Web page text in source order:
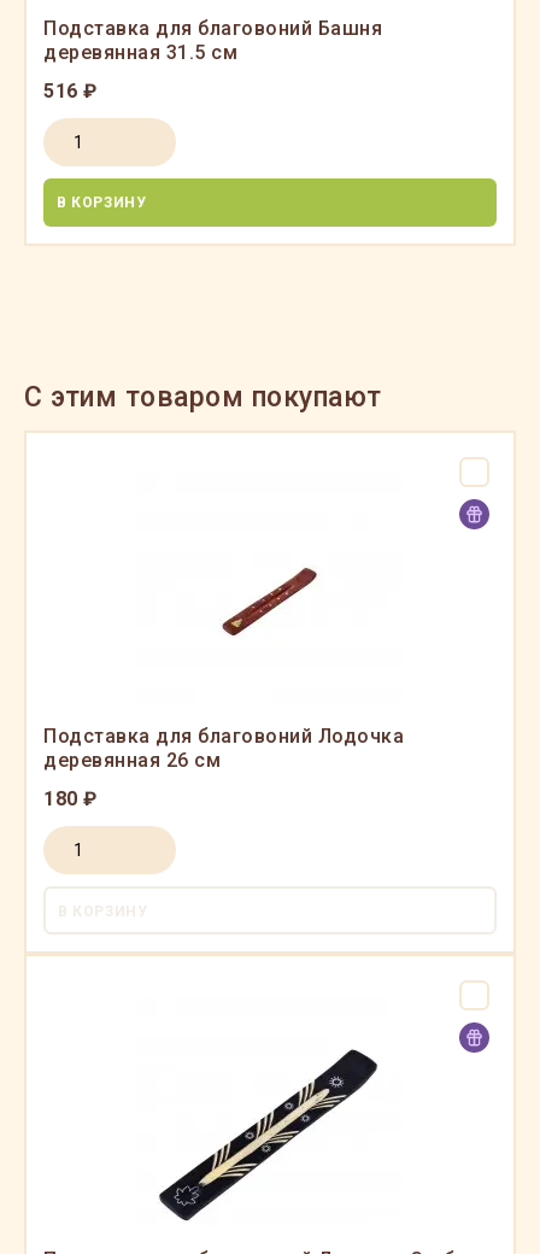
Подставка для благовоний Башня
деревянная 31.5 см
516 ₽
В КОРЗИНУ
C этим товаром покупают
Подставка для благовоний Лодочка
деревянная 26 см
180 ₽
В КОРЗИНУ